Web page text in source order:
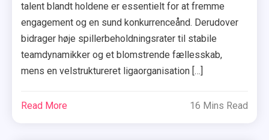
talent blandt holdene er essentielt for at fremme
engagement og en sund konkurrenceånd. Derudover
bidrager høje spillerbeholdningsrater til stabile
teamdynamikker og et blomstrende fællesskab,
mens en velstruktureret ligaorganisation […]
Read More 16 Mins Read